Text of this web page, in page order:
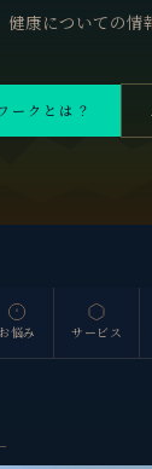
斜里岳 1,547m
康についての情
ークとは？
悩み サービス